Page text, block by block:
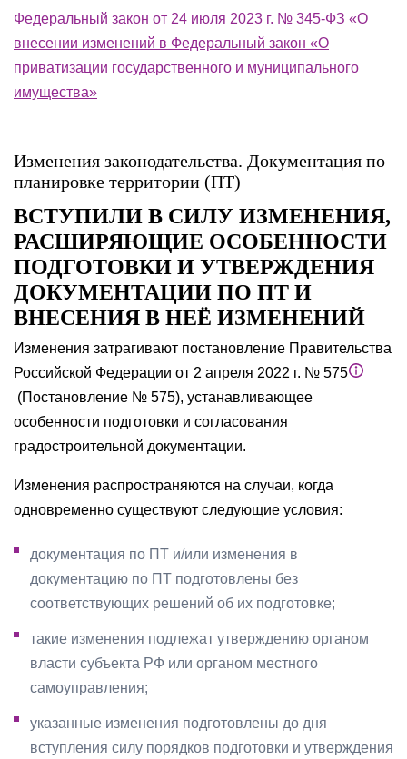
Федеральный закон от 24 июля 2023 г. № 345-ФЗ «О
внесении изменений в Федеральный закон «О
приватизации государственного и муниципального
имущества»
Изменения законодательства. Документация по
планировке территории (ПТ)
ВСТУПИЛИ В СИЛУ ИЗМЕНЕНИЯ,
РАСШИРЯЮЩИЕ ОСОБЕННОСТИ
ПОДГОТОВКИ И УТВЕРЖДЕНИЯ
ДОКУМЕНТАЦИИ ПО ПТ И
ВНЕСЕНИЯ В НЕЁ ИЗМЕНЕНИЙ
Изменения затрагивают постановление Правительства
Российской Федерации от 2 апреля 2022 г. № 575
(Постановление № 575), устанавливающее
особенности подготовки и согласования
градостроительной документации.
Изменения распространяются на случаи, когда
одновременно существуют следующие условия:
документация по ПТ и/или изменения в
документацию по ПТ подготовлены без
соответствующих решений об их подготовке;
такие изменения подлежат утверждению органом
власти субъекта РФ или органом местного
самоуправления;
указанные изменения подготовлены до дня
вступления силу порядков подготовки и утверждения